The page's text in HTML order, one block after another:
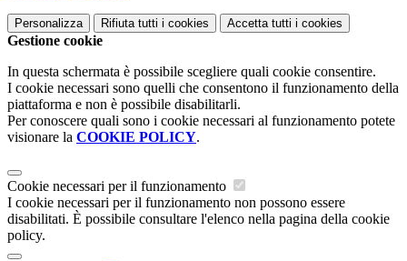
Personalizza Rifiuta tutti i cookies Accetta tutti i cookies
Gestione cookie
In questa schermata è possibile scegliere quali cookie consentire.
I cookie necessari sono quelli che consentono il funzionamento della
piattaforma e non è possibile disabilitarli.
Per conoscere quali sono i cookie necessari al funzionamento potete
visionare la COOKIE POLICY.
Cookie necessari per il funzionamento
I cookie necessari per il funzionamento non possono essere
disabilitati. È possibile consultare l'elenco nella pagina della cookie
policy.